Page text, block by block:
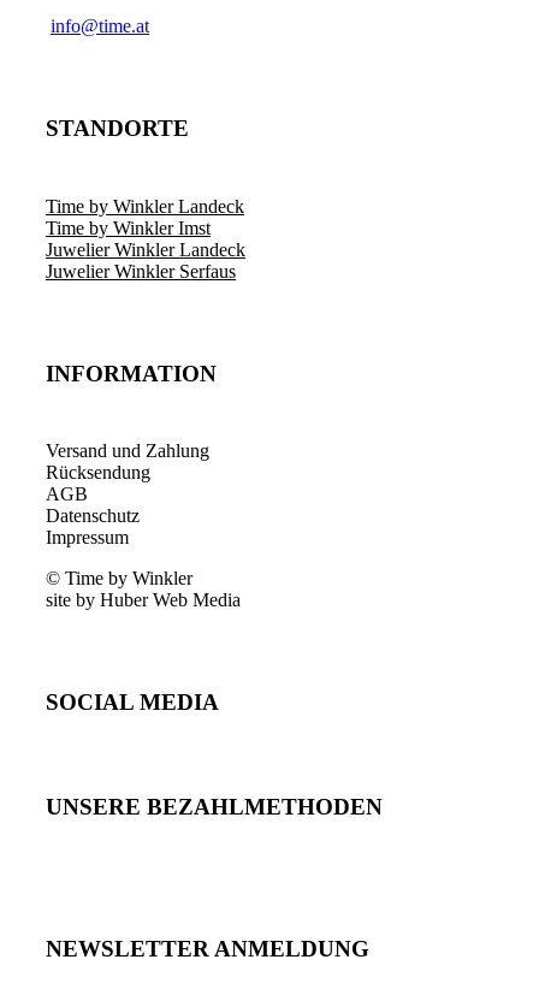
info@time.at
STANDORTE
Time by Winkler Landeck
Time by Winkler Imst
Juwelier Winkler Landeck
Juwelier Winkler Serfaus
INFORMATION
Versand und Zahlung
Rücksendung
AGB
Datenschutz
Impressum
© Time by Winkler
site by Huber Web Media
SOCIAL MEDIA
UNSERE BEZAHLMETHODEN
NEWSLETTER ANMELDUNG